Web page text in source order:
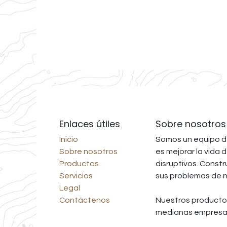
Enlaces útiles
Inicio
Sobre nosotros
Productos
Servicios
Legal
Contáctenos
Sobre nosotros
Somos un equipo
es mejorar la vida
disruptivos.
sus problemas de
Nuestros
medianas